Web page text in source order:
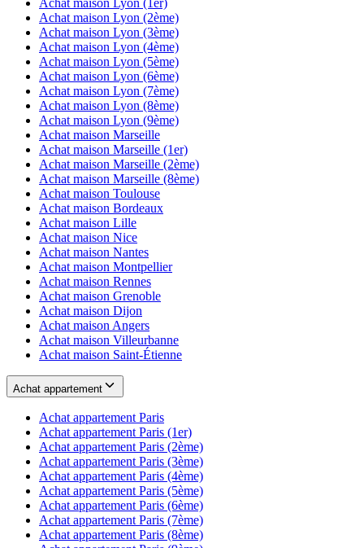
Achat maison Lyon (1er)
Achat maison Lyon (2ème)
Achat maison Lyon (3ème)
Achat maison Lyon (4ème)
Achat maison Lyon (5ème)
Achat maison Lyon (6ème)
Achat maison Lyon (7ème)
Achat maison Lyon (8ème)
Achat maison Lyon (9ème)
Achat maison Marseille
Achat maison Marseille (1er)
Achat maison Marseille (2ème)
Achat maison Marseille (8ème)
Achat maison Toulouse
Achat maison Bordeaux
Achat maison Lille
Achat maison Nice
Achat maison Nantes
Achat maison Montpellier
Achat maison Rennes
Achat maison Grenoble
Achat maison Dijon
Achat maison Angers
Achat maison Villeurbanne
Achat maison Saint-Étienne
Achat appartement
Achat appartement Paris
Achat appartement Paris (1er)
Achat appartement Paris (2ème)
Achat appartement Paris (3ème)
Achat appartement Paris (4ème)
Achat appartement Paris (5ème)
Achat appartement Paris (6ème)
Achat appartement Paris (7ème)
Achat appartement Paris (8ème)